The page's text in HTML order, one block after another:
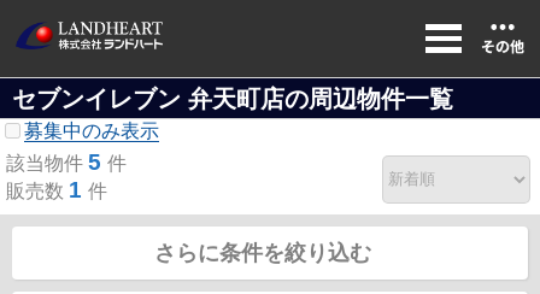
セブンイレブン 弁天町店の周辺物件一覧
募集中のみ表示
該当物件 5 件
販売数 1 件
さらに条件を絞り込む